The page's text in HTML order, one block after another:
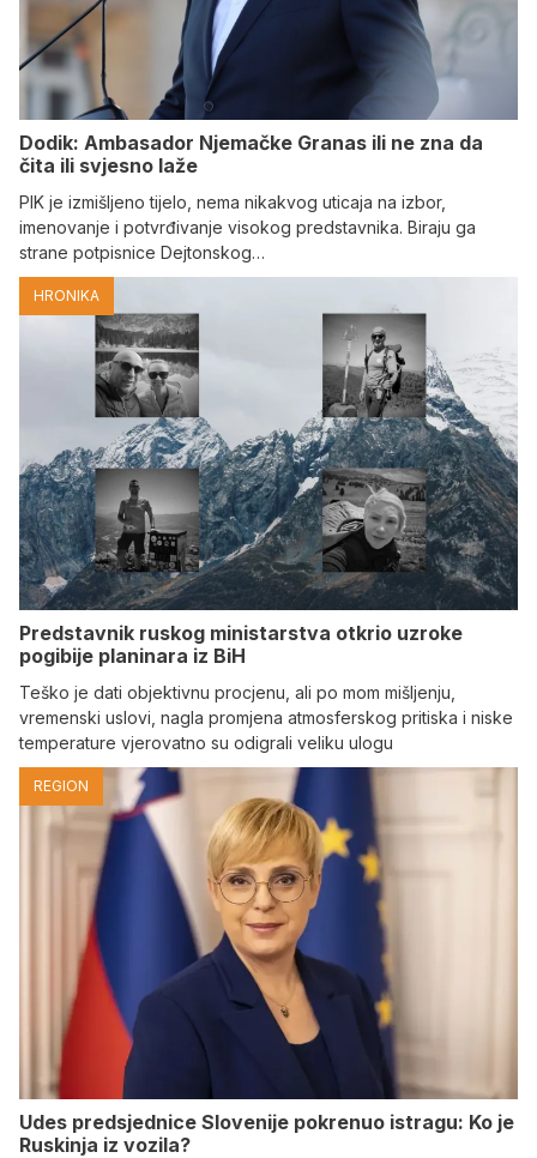
Dodik: Ambasador Njemačke Granas ili ne zna da
čita ili svjesno laže
PIK je izmišljeno tijelo, nema nikakvog uticaja na izbor,
imenovanje i potvrđivanje visokog predstavnika. Biraju ga
strane potpisnice Dejtonskog…
HRONIKA
Predstavnik ruskog ministarstva otkrio uzroke
pogibije planinara iz BiH
Teško je dati objektivnu procjenu, ali po mom mišljenju,
vremenski uslovi, nagla promjena atmosferskog pritiska i niske
temperature vjerovatno su odigrali veliku ulogu
REGION
Udes predsjednice Slovenije pokrenuo istragu: Ko je
Ruskinja iz vozila?